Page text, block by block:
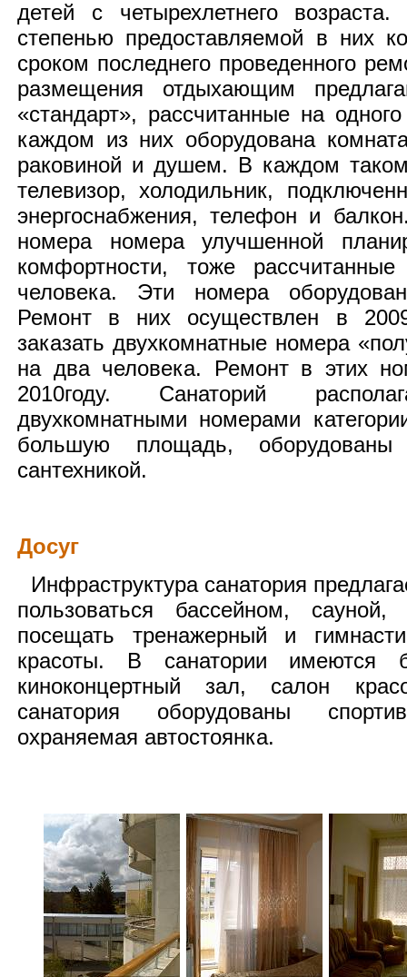
детей с четырехлетнего
степенью предоставляемой в них
сроком последнего проведенного
размещения отдыхающим
«стандарт», рассчитанные на
каждом из них оборудована
раковиной и душем. В каждом
телевизор, холодильник,
энергоснабжения, телефон и
номера номера улучшенной
комфортности, тоже
человека. Эти номера
Ремонт в них осуществлен в
заказать двухкомнатные номера
на два человека. Ремонт в этих
2010году. Санаторий
двухкомнатными номерами
большую площадь,
сантехникой.
Досуг
Инфраструктура санатория
пользоваться бассейном,
посещать тренажерный и
красоты. В санатории имеются
киноконцертный зал, салон
санатория оборудованы
охраняемая автостоянка.